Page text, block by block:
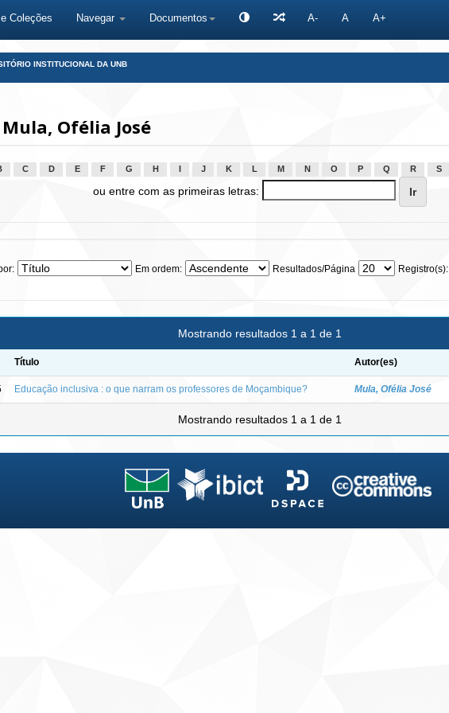
Coleções Navegar Documentos A- A A+
INSTITUCIONAL DA UNB
Ofélia José
C D E F G H J K L M N O P Q R S
ou entre com as primeiras letras:
Em ordem: Resultados/Página Registro(s):
Mostrando resultados 1 a 1 de 1
Título Autor(es)
Educação inclusiva : o que narram os professores de Moçambique? Mula, Ofélia José
Mostrando resultados 1 a 1 de 1